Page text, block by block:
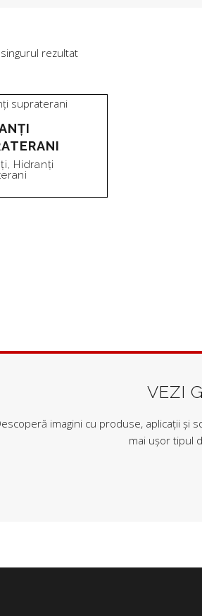
rezultat
, Hidranți
VEZI
imagini cu produse, aplicații și
mai ușor tipul